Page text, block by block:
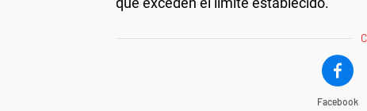
Facebook